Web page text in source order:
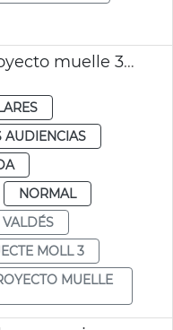
Licitación redacción proyecto muelle 3 Parc Central València. Espaci Valdés
AUDIENCIAS
NORMAL
VALDÉS
MOLL 3
MUELLE